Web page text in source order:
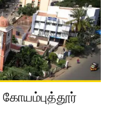
கோயம்புத்தூர்